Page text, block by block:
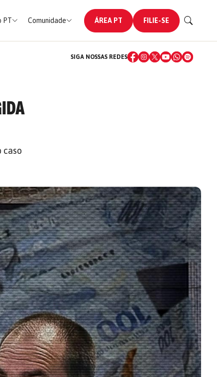
PT Comunidade ÁREA PT FILIE-SE
SIGA NOSSAS REDES
caso